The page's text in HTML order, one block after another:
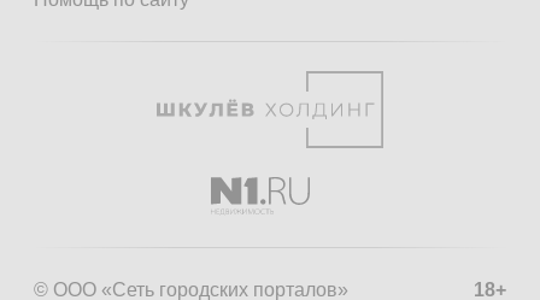
18+
© ООО «Сеть городских порталов»